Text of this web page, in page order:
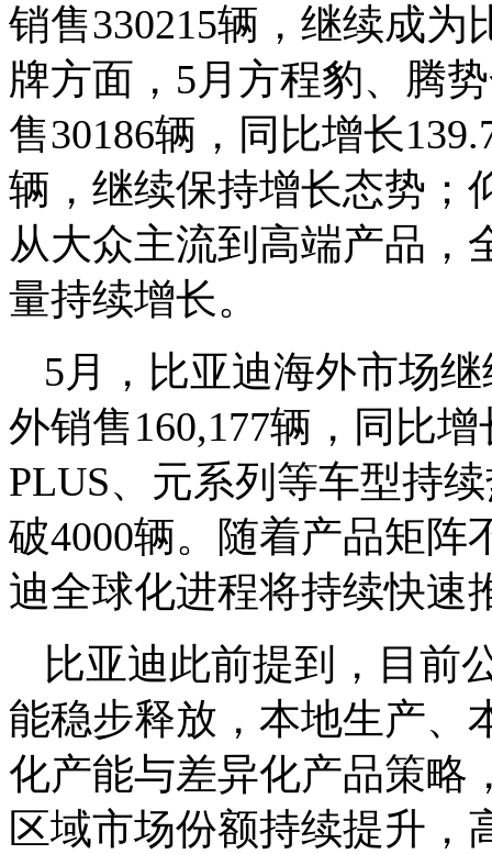
销售330215辆，继续成
牌方面，5月方程豹、腾
售30186辆，同比增长
辆，继续保持增长态势；
从大众主流到高端产品，
量持续增长。
5月，比亚迪海外市场
外销售160,177辆，同比
PLUS、元系列等车型持
破4000辆。随着产品矩
迪全球化进程将持续快速
比亚迪此前提到，目前
能稳步释放，本地生产、
化产能与差异化产品策略
区域市场份额持续提升，